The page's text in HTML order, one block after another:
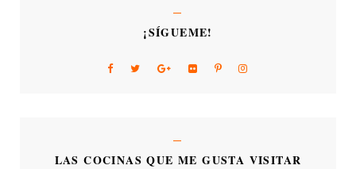
¡SÍGUEME!
LAS COCINAS QUE ME GUSTA VISITAR